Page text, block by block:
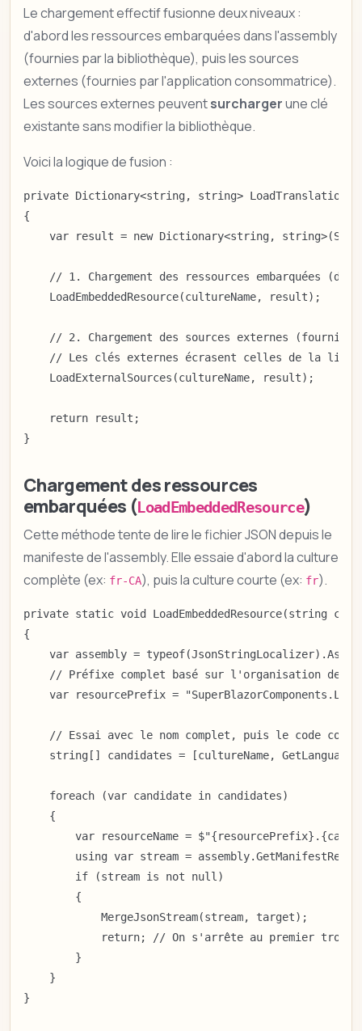
Le chargement effectif fusionne deux niveaux :
d'abord les ressources embarquées dans l'assembly
(fournies par la bibliothèque), puis les sources
externes (fournies par l'application consommatrice).
Les sources externes peuventsurchargerune clé
existante sans modifier la bibliothèque.
Voici la logique de fusion :
private Dictionary<string, string>
{
var result = new Dictionary<string,
// 1. Chargement des ressources embarquées
    LoadEmbeddedResource(cultureName, result);
// 2. Chargement des sources externes (fournies
// Les clés externes écrasent celles de la lib
    LoadExternalSources(cultureName, result);
    return result;
}
Chargement des ressources
embarquées (LoadEmbeddedResource)
Cette méthode tente de lire le fichier JSON depuis le
manifeste de l'assembly. Elle essaie d'abord la culture
complète (ex: fr-CA), puis la culture courte (ex: fr).
private static void LoadEmbeddedResource(string
{
var assembly =
// Préfixe complet basé sur l'organisation des
var resourcePrefix =
    // Essai avec le nom complet, puis le code court
string[] candidates = [cultureName,
    foreach (var candidate in candidates)
    {
var resourceName =
using var stream =
        if (stream is not null)
        {
            MergeJsonStream(stream, target);
            return; // On s'arrête au premier trouvé
        }
    }
}